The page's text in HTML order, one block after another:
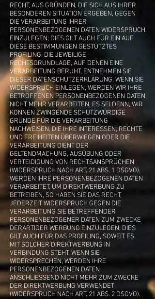
RECHT, AUS GRÜNDEN, DIE SICH AUS IHRER
BESONDEREN SITUATION ERGEBEN, GEGEN
DIE VERARBEITUNG IHRER
PERSONENBEZOGENEN DATEN WIDERSPRUCH
EINZULEGEN; DIES GILT AUCH FÜR EIN AUF
DIESE BESTIMMUNGEN GESTÜTZTES
PROFILING. DIE JEWEILIGE
RECHTSGRUNDLAGE, AUF DENEN EINE
VERARBEITUNG BERUHT, ENTNEHMEN SIE
DIESER DATENSCHUTZERKLÄRUNG. WENN SIE
WIDERSPRUCH EINLEGEN, WERDEN WIR IHRE
BETROFFENEN PERSONENBEZOGENEN DATEN
NICHT MEHR VERARBEITEN, ES SEI DENN, WIR
KÖNNEN ZWINGENDE SCHUTZWÜRDIGE
GRÜNDE FÜR DIE VERARBEITUNG
NACHWEISEN, DIE IHRE INTERESSEN, RECHTE
UND FREIHEITEN ÜBERWIEGEN ODER DIE
VERARBEITUNG DIENT DER
GELTENDMACHUNG, AUSÜBUNG ODER
VERTEIDIGUNG VON RECHTSANSPRÜCHEN
(WIDERSPRUCH NACH ART. 21 ABS. 1 DSGVO).
WERDEN IHRE PERSONENBEZOGENEN DATEN
VERARBEITET, UM DIREKTWERBUNG ZU
BETREIBEN, SO HABEN SIE DAS RECHT,
JEDERZEIT WIDERSPRUCH GEGEN DIE
VERARBEITUNG SIE BETREFFENDER
PERSONENBEZOGENER DATEN ZUM ZWECKE
DERARTIGER WERBUNG EINZULEGEN; DIES
GILT AUCH FÜR DAS PROFILING, SOWEIT ES
MIT SOLCHER DIREKTWERBUNG IN
VERBINDUNG STEHT. WENN SIE
WIDERSPRECHEN, WERDEN IHRE
PERSONENBEZOGENEN DATEN
ANSCHLIESSEND NICHT MEHR ZUM ZWECKE
DER DIREKTWERBUNG VERWENDET
(WIDERSPRUCH NACH ART. 21 ABS. 2 DSGVO).